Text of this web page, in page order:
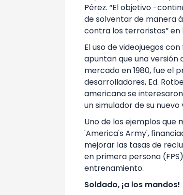
Pérez. “El objetivo -
de solventar de manera
contra los terroristas” en
El uso de videojuegos
apuntan que una versión
mercado en 1980, fue el
desarrolladores, Ed.
americana se
un simulador de su
Uno de los ejemplos
'America's Army',
mejorar las tasas de
en primera persona
entrenamiento.
Soldado, ¡a los mandos!